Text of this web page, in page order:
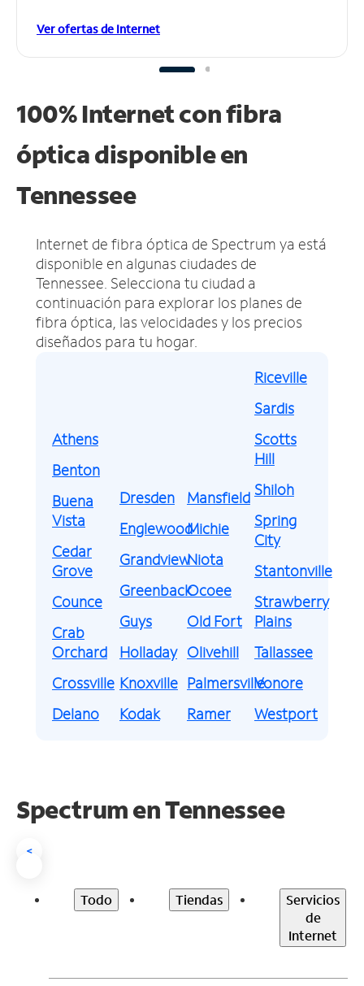
Ver ofertas de Internet
100% Internet con fibra
óptica disponible en
Tennessee
Internet de fibra óptica de Spectrum ya está
disponible en algunas ciudades de
Tennessee. Selecciona tu ciudad a
continuación para explorar los planes de
fibra óptica, las velocidades y los precios
diseñados para tu hogar.
Athens
Benton
Buena
Vista
Cedar
Grove
Counce
Crab
Orchard
Crossville
Delano
Dresden
Englewood
Grandview
Greenback
Guys
Holladay
Knoxville
Kodak
Mansfield
Michie
Niota
Ocoee
Old Fort
Olivehill
Palmersville
Ramer
Riceville
Sardis
Scotts
Hill
Shiloh
Spring
City
Stantonville
Strawberry
Plains
Tallassee
Vonore
Westport
Spectrum enTennessee
<
Todo Tiendas
Servicios
de
Internet